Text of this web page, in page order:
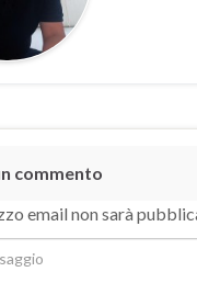
commento
email non sarà